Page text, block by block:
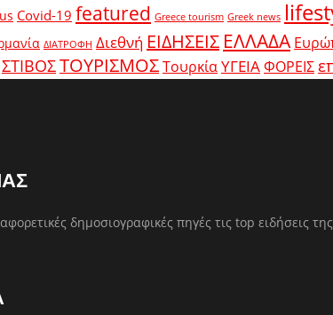
Covid-19 featured Greece tourism Greek news
ΔΙΑΤΡΟΦΗ Διεθνή ΕΙΔΗΣΕΙΣ ΕΛΛΑΔΑ
ΣΤΙΒΟΣΤΟΥΡΙΣΜΟΣΤουρκίαΥΓΕΙΑΦΟΡΕΙΣ
δημοσιογραφικές πηγές τις top ειδήσεις